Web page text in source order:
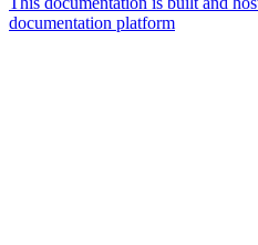
documentation platform